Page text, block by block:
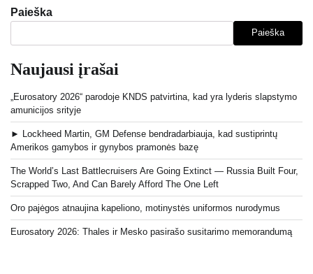
Paieška
Paieška
Naujausi įrašai
„Eurosatory 2026“ parodoje KNDS patvirtina, kad yra lyderis slapstymo
amunicijos srityje
► Lockheed Martin, GM Defense bendradarbiauja, kad sustiprintų
Amerikos gamybos ir gynybos pramonės bazę
The World’s Last Battlecruisers Are Going Extinct — Russia Built Four,
Scrapped Two, And Can Barely Afford The One Left
Oro pajėgos atnaujina kapeliono, motinystės uniformos nurodymus
Eurosatory 2026: Thales ir Mesko pasirašo susitarimo memorandumą